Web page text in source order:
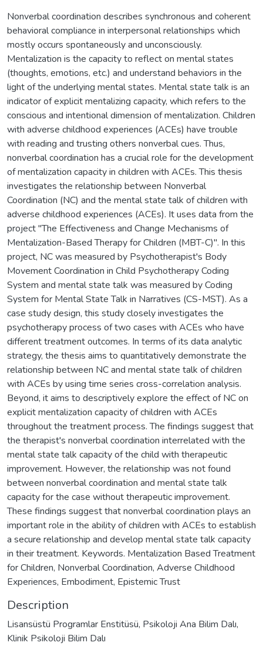
Nonverbal coordination describes synchronous and coherent
behavioral compliance in interpersonal relationships which
mostly occurs spontaneously and unconsciously.
Mentalization is the capacity to reflect on mental states
(thoughts, emotions, etc.) and understand behaviors in the
light of the underlying mental states. Mental state talk is an
indicator of explicit mentalizing capacity, which refers to the
conscious and intentional dimension of mentalization. Children
with adverse childhood experiences (ACEs) have trouble
with reading and trusting others nonverbal cues. Thus,
nonverbal coordination has a crucial role for the development
of mentalization capacity in children with ACEs. This thesis
investigates the relationship between Nonverbal
Coordination (NC) and the mental state talk of children with
adverse childhood experiences (ACEs). It uses data from the
project "The Effectiveness and Change Mechanisms of
Mentalization-Based Therapy for Children (MBT-C)". In this
project, NC was measured by Psychotherapist's Body
Movement Coordination in Child Psychotherapy Coding
System and mental state talk was measured by Coding
System for Mental State Talk in Narratives (CS-MST). As a
case study design, this study closely investigates the
psychotherapy process of two cases with ACEs who have
different treatment outcomes. In terms of its data analytic
strategy, the thesis aims to quantitatively demonstrate the
relationship between NC and mental state talk of children
with ACEs by using time series cross-correlation analysis.
Beyond, it aims to descriptively explore the effect of NC on
explicit mentalization capacity of children with ACEs
throughout the treatment process. The findings suggest that
the therapist's nonverbal coordination interrelated with the
mental state talk capacity of the child with therapeutic
improvement. However, the relationship was not found
between nonverbal coordination and mental state talk
capacity for the case without therapeutic improvement.
These findings suggest that nonverbal coordination plays an
important role in the ability of children with ACEs to establish
a secure relationship and develop mental state talk capacity
in their treatment. Keywords. Mentalization Based Treatment
for Children, Nonverbal Coordination, Adverse Childhood
Experiences, Embodiment, Epistemic Trust
Description
Lisansüstü Programlar Enstitüsü, Psikoloji Ana Bilim Dalı,
Klinik Psikoloji Bilim Dalı